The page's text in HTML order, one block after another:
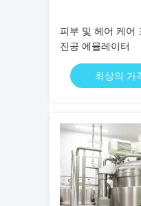
피부 및 헤어 케어
진공 에뮬레이터
최상의 가